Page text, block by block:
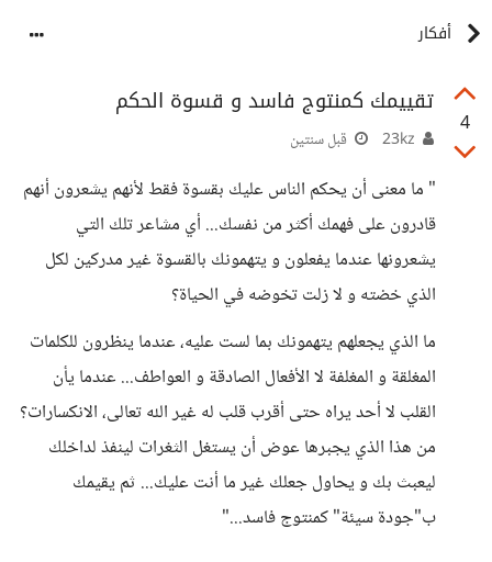
أفكار
4
تقييمك كمنتوج فاسد و قسوة الحكم
قبل سنتين
" ما معنى أن يحكم الناس عليك بقسوة فقط لأنهم يشعرون أنهم
قادرون على فهمك أكثر من نفسك... أي مشاعر تلك التي
يشعرونها عندما يفعلون و يتهمونك بالقسوة غير مدركين لكل
الذي خضته و لا زلت تخوضه في الحياة؟
ما الذي يجعلهم يتهمونك بما لست عليه، عندما ينظرون للكلمات
المغلقة و المغلفة لا الأفعال الصادقة و العواطف... عندما يأن
القلب لا أحد يراه حتى أقرب قلب له غير الله تعالى، الانكسارات؟
من هذا الذي يجبرها عوض أن يستغل الثغرات لينفذ لداخلك
ليعبث بك و يحاول جعلك غير ما أنت عليك... ثم يقيمك
ب"جودة سيئة" كمنتوج فاسد..."